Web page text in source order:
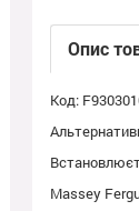
Опис
Код:
Massey